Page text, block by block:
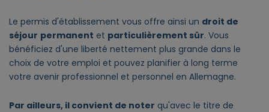
Le permis d'établissement vous offre ainsi un droit de
séjour permanent et particulièrement sûr. Vous
bénéficiez d'une liberté nettement plus grande dans le
choix de votre emploi et pouvez planifier à long terme
votre avenir professionnel et personnel en Allemagne.
Par ailleurs, il convient de noter qu'avec le titre de